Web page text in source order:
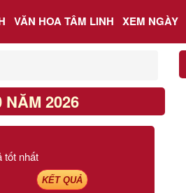
VĂN HOA TÂM LINH XEM NGÀY
NĂM 2026
tốt nhất
KẾT QUẢ